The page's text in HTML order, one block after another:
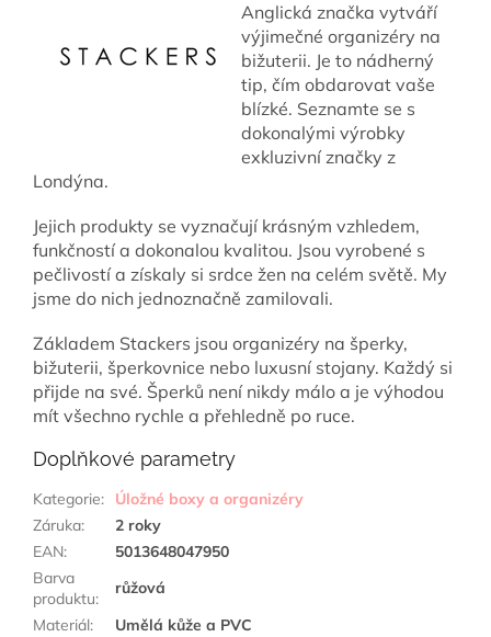
Anglická značka vytváří
výjimečné organizéry na
bižuterii. Je to nádherný
tip, čím obdarovat vaše
blízké. Seznamte se s
dokonalými výrobky
exkluzivní značky z
Londýna.
Jejich produkty se vyznačují krásným vzhledem,
funkčností a dokonalou kvalitou. Jsou vyrobené s
pečlivostí a získaly si srdce žen na celém světě. My
jsme do nich jednoznačně zamilovali.
Základem Stackers jsou organizéry na šperky,
bižuterii, šperkovnice nebo luxusní stojany. Každý si
přijde na své. Šperků není nikdy málo a je výhodou
mít všechno rychle a přehledně po ruce.
Doplňkové parametry
Kategorie:
Úložné boxy a organizéry
Záruka:
2 roky
EAN:
5013648047950
Barva
produktu:
růžová
Materiál:
Umělá kůže a PVC